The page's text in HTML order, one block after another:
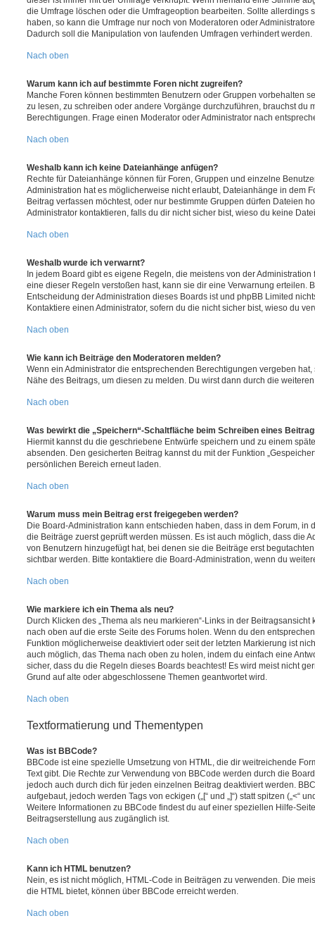
die Umfrage löschen oder die Umfrageoption bearbeiten. Sollte allerdings
haben, so kann die Umfrage nur noch von Moderatoren oder
Dadurch soll die Manipulation von laufenden Umfragen verhindert werden.
Nach oben
Warum kann ich auf bestimmte Foren nicht zugreifen?
Manche Foren können bestimmten Benutzern oder Gruppen vorbehalten
zu lesen, zu schreiben oder andere Vorgänge durchzuführen, brauchst du
Berechtigungen. Frage einen Moderator oder Administrator nach
Nach oben
Weshalb kann ich keine Dateianhänge anfügen?
Rechte für Dateianhänge können für Foren, Gruppen und einzelne
Administration hat es möglicherweise nicht erlaubt, Dateianhänge in dem
Beitrag verfassen möchtest, oder nur bestimmte Gruppen dürfen Dateien
Administrator kontaktieren, falls du dir nicht sicher bist, wieso du keine
Nach oben
Weshalb wurde ich verwarnt?
In jedem Board gibt es eigene Regeln, die meistens von der
eine dieser Regeln verstoßen hast, kann sie dir eine Verwarnung erteilen.
Entscheidung der Administration dieses Boards ist und phpBB Limited
Kontaktiere einen Administrator, sofern du die nicht sicher bist, wieso du
Nach oben
Wie kann ich Beiträge den Moderatoren melden?
Wenn ein Administrator die entsprechenden Berechtigungen vergeben
Nähe des Beitrags, um diesen zu melden. Du wirst dann durch die
Nach oben
Was bewirkt die „Speichern“-Schaltfläche beim Schreiben eines
Hiermit kannst du die geschriebene Entwürfe speichern und zu einem
absenden. Den gesicherten Beitrag kannst du mit der Funktion
persönlichen Bereich erneut laden.
Nach oben
Warum muss mein Beitrag erst freigegeben werden?
Die Board-Administration kann entschieden haben, dass in dem Forum, in
die Beiträge zuerst geprüft werden müssen. Es ist auch möglich, dass die
von Benutzern hinzugefügt hat, bei denen sie die Beiträge erst
sichtbar werden. Bitte kontaktiere die Board-Administration, wenn du
Nach oben
Wie markiere ich ein Thema als neu?
Durch Klicken des „Thema als neu markieren“-Links in der
nach oben auf die erste Seite des Forums holen. Wenn du den
Funktion möglicherweise deaktiviert oder seit der letzten Markierung ist
auch möglich, das Thema nach oben zu holen, indem du einfach eine
sicher, dass du die Regeln dieses Boards beachtest! Es wird meist nicht
Grund auf alte oder abgeschlossene Themen geantwortet wird.
Nach oben
Textformatierung und Thementypen
Was ist BBCode?
BBCode ist eine spezielle Umsetzung von HTML, die dir weitreichende
Text gibt. Die Rechte zur Verwendung von BBCode werden durch die
jedoch auch durch dich für jeden einzelnen Beitrag deaktiviert werden.
aufgebaut, jedoch werden Tags von eckigen („[“ und „]“) statt spitzen („<“
Weitere Informationen zu BBCode findest du auf einer speziellen Hilfe-
Beitragserstellung aus zugänglich ist.
Nach oben
Kann ich HTML benutzen?
Nein, es ist nicht möglich, HTML-Code in Beiträgen zu verwenden. Die
die HTML bietet, können über BBCode erreicht werden.
Nach oben